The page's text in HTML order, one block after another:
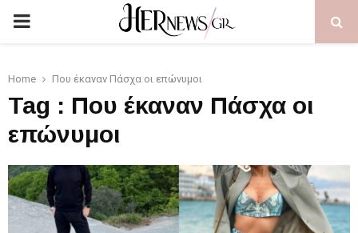
PRIMARY
Home Που έκαναν Πάσχα οι επώνυμοι
Tag : Που έκαναν Πάσχα οι
επώνυμοι